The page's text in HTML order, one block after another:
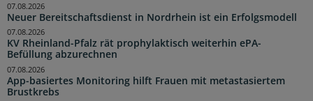
Neuer Bereitschaftsdienst in Nordrhein ist ein Erfolgsmodell
07.08.2026
KV Rheinland-Pfalz rät prophylaktisch weiterhin ePA-
Befüllung abzurechnen
07.08.2026
App-basiertes Monitoring hilft Frauen mit metastasiertem
Brustkrebs
07.08.2026